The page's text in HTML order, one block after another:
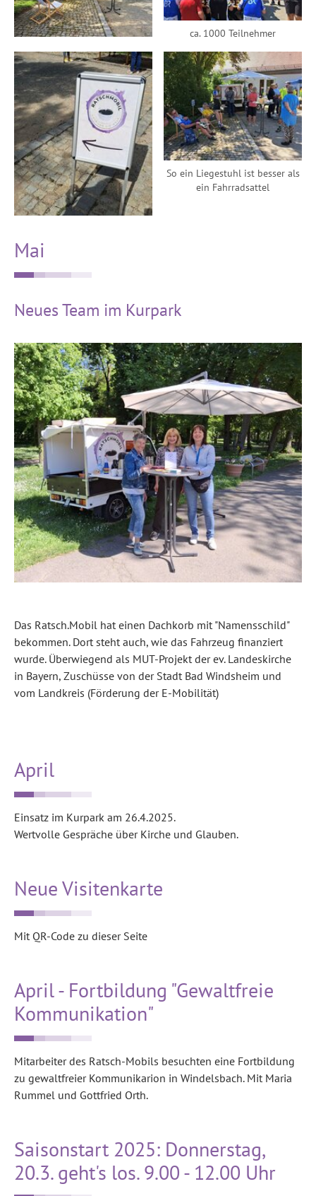
ca. 1000 Teilnehmer
So ein Liegestuhl ist besser als
ein Fahrradsattel
Mai
Neues Team im Kurpark
Das Ratsch.Mobil hat einen Dachkorb mit "Namensschild"
bekommen. Dort steht auch, wie das Fahrzeug finanziert
wurde. Überwiegend als MUT-Projekt der ev. Landeskirche
in Bayern, Zuschüsse von der Stadt Bad Windsheim und
vom Landkreis (Förderung der E-Mobilität)
April
Einsatz im Kurpark am 26.4.2025.
Wertvolle Gespräche über Kirche und Glauben.
Neue Visitenkarte
Mit QR-Code zu dieser Seite
April - Fortbildung "Gewaltfreie
Kommunikation"
Mitarbeiter des Ratsch-Mobils besuchten eine Fortbildung
zu gewaltfreier Kommunikarion in Windelsbach. Mit Maria
Rummel und Gottfried Orth.
Saisonstart 2025: Donnerstag,
20.3. geht's los. 9.00 - 12.00 Uhr